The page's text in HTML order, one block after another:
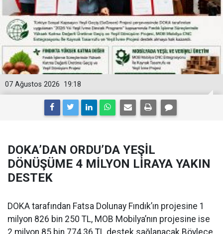
19:18
07 Ağustos 2026
DOKA’DAN ORDU’DA YEŞİL
DÖNÜŞÜME 4 MİLYON LİRAYA YAKIN
DESTEK
DOKA tarafından Fatsa Dolunay Fındık’ın projesine 1
milyon 826 bin 250 TL, MOB Mobilya’nın projesine ise
2 milyon 85 bin 774,36 TL destek sağlanacak.Böylece